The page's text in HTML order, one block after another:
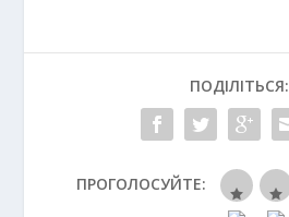
ПОДІЛІТЬСЯ:
ПРОГОЛОСУЙТЕ: